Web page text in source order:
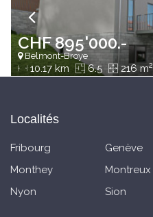
CHF 895'000.-
Belmont-Broye
10.17 km 6.5 216 m2
Localités
Fribourg Genève
Monthey
Montreux
Nyon
Sion